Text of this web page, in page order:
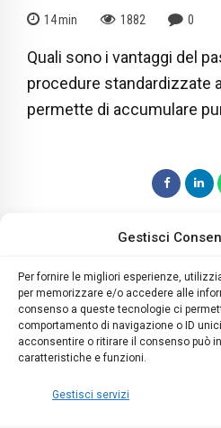
Gestisci
Per fornire le migliori esperienze,
per memorizzare e/o accedere alle
consenso a queste tecnologie ci
comportamento di navigazione o ID
acconsentire o ritirare il consenso può
caratteristiche e funzioni.
Gestisci servizi
14min 1882 0
Quali sono i vantaggi del
procedure standardizzate
permette di accumulare
Gemma De Nicola 19